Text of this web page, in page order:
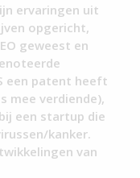
ervaringen uit
opgericht,
geweest en
een patent heeft
mee verdiende),
een startup die
kanker.
van